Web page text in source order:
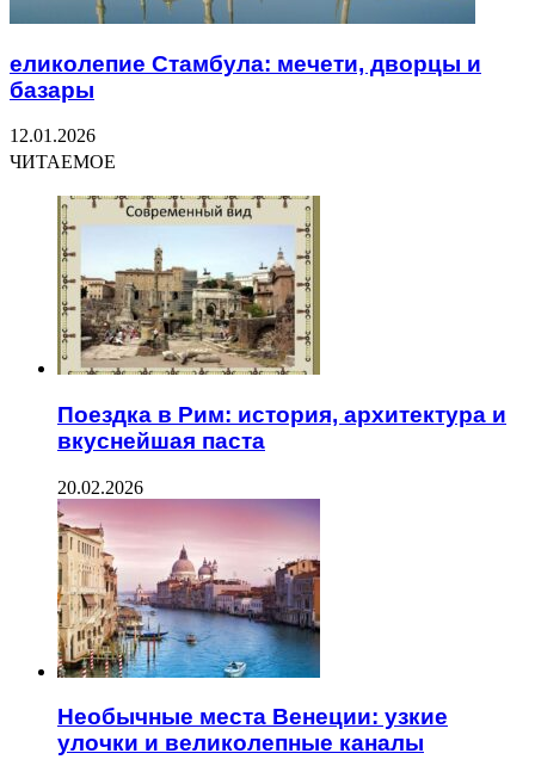
еликолепие Стамбула: мечети, дворцы и
базары
12.01.2026
ЧИТАЕМОЕ
Поездка в Рим: история, архитектура и
вкуснейшая паста
20.02.2026
Необычные места Венеции: узкие
улочки и великолепные каналы